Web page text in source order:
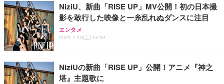
寝ホン 睡眠用イヤホン 寝ながら 痛くない 超軽量2.8
g ASMR推薦 ワイヤレス Bluetooth6.1 柔軟性高 安
眠 仕事 ブルー
NiziU、新曲「RISE UP」MV公開！初の日本撮
影を敢行した映像と一糸乱れぬダンスに注目
エンタメ
2024.7.13(土) 15:34
NiziUの新曲「RISE UP」公開！アニメ『神之
塔』主題歌に